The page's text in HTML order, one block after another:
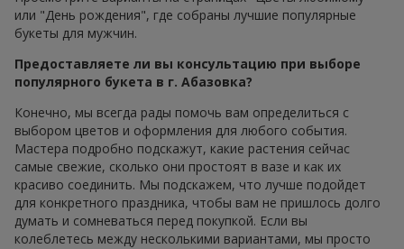
или "День рождения", где собраны лучшие популярные
букеты для мужчин.
Предоставляете ли вы консультацию при выборе
популярного букета в г. Абазовка?
Конечно, мы всегда рады помочь вам определиться с
выбором цветов и оформления для любого события.
Мастера подробно подскажут, какие растения сейчас
самые свежие, сколько они простоят в вазе и как их
красиво соединить. Мы подскажем, что лучше подойдет
для конкретного праздника, чтобы вам не пришлось долго
думать и сомневаться перед покупкой. Если вы
колеблетесь между несколькими вариантами, мы просто